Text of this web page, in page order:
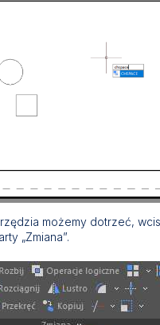
możemy dotrzeć,
„Zmiana”.